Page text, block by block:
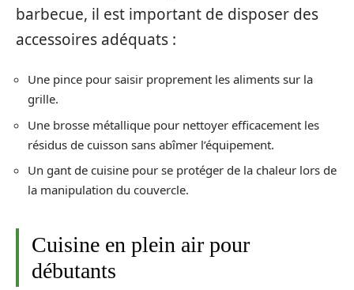
barbecue, il est important de disposer des
accessoires adéquats :
Une pince pour saisir proprement les aliments sur la
grille.
Une brosse métallique pour nettoyer efficacement les
résidus de cuisson sans abîmer l’équipement.
Un gant de cuisine pour se protéger de la chaleur lors de
la manipulation du couvercle.
Cuisine en plein air pour
débutants